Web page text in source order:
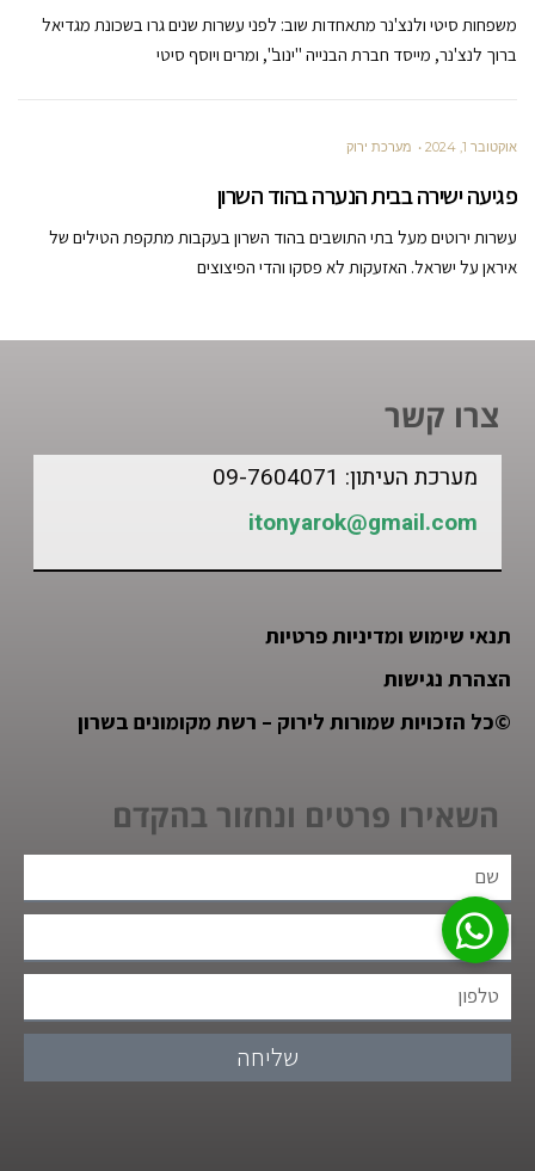
משפחות סיטי ולנצ'נר מתאחדות שוב: לפני עשרות שנים גרו בשכונת מגדיאל
ברוך לנצ'נר, מייסד חברת הבנייה "ינוב", ומרים ויוסף סיטי
אוקטובר 1, 2024 מערכת ירוק
פגיעה ישירה בבית הנערה בהוד השרון
עשרות ירוטים מעל בתי התושבים בהוד השרון בעקבות מתקפת הטילים של
איראן על ישראל. האזעקות לא פסקו והדי הפיצוצים
צרו קשר
מערכת העיתון: 09-7604071
itonyarok@gmail.com
תנאי שימוש ומדיניות פרטיות
הצהרת נגישות
©כל הזכויות שמורות לירוק – רשת מקומונים בשרון
השאירו פרטים ונחזור בהקדם
שליחה